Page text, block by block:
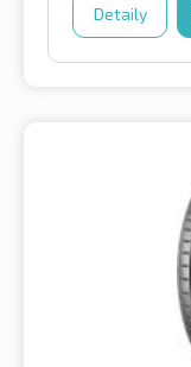
Detaily